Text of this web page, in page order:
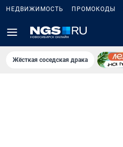
НЕДВИЖИМОСТЬ ПРОМОКОДЫ
Жёсткая соседская драка